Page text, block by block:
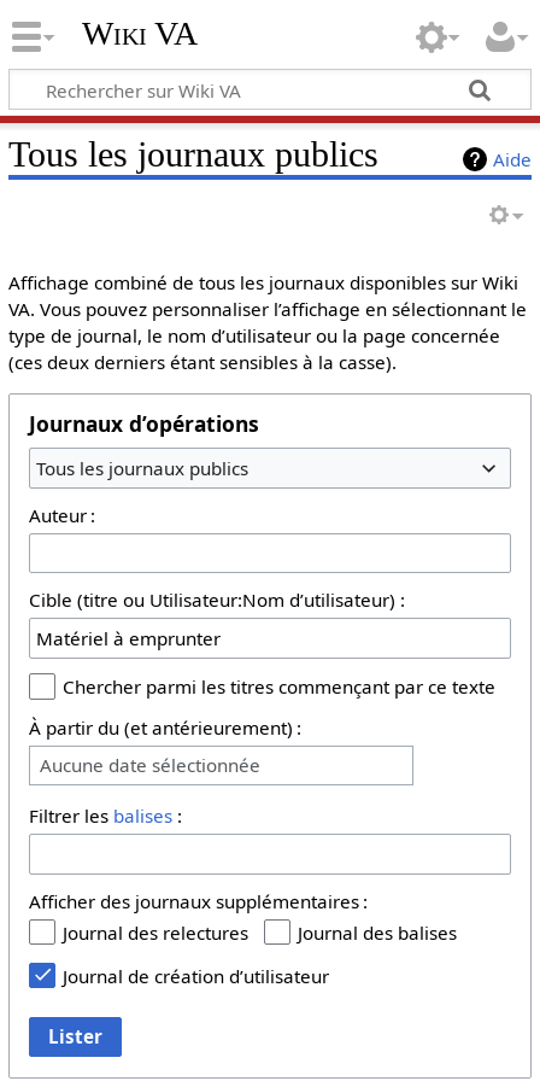
Wiki VA
Aide
Tous les journaux publics
Affichage combiné de tous les journaux disponibles sur Wiki
VA. Vous pouvez personnaliser l’affichage en sélectionnant le
type de journal, le nom d’utilisateur ou la page concernée
(ces deux derniers étant sensibles à la casse).
Journaux d’opérations
Tous les journaux publics
Auteur :
Cible (titre ou Utilisateur:Nom d’utilisateur) :
Chercher parmi les titres commençant par ce texte
À partir du (et antérieurement) :
Aucune date sélectionnée
Filtrer les balises:
Afficher des journaux supplémentaires :
Journal des relectures
Journal des balises
Journal de création d’utilisateur
Lister